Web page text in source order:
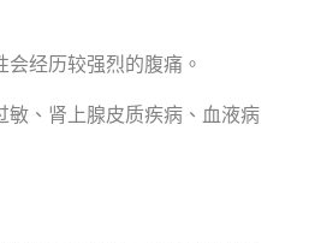
经历较强烈的腹痛。
、肾上腺皮质疾病、血液病